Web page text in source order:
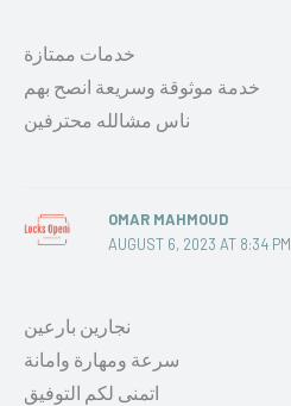
خدمات ممتازة
خدمة موثوقة وسريعة انصح بهم
ناس مشالله محترفين
OMAR MAHMOUD
AUGUST 6, 2023 AT 8:34 PM
نجارين بارعين
سرعة ومهارة وامانة
اتمنى لكم التوفيق